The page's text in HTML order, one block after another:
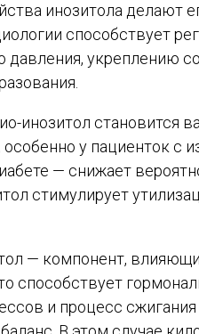
инозитола делают
способствует
давления, укреплению
инозитол становится
особенно у пациенток с
— снижает
стимулирует
— компонент,
способствует
и процесс